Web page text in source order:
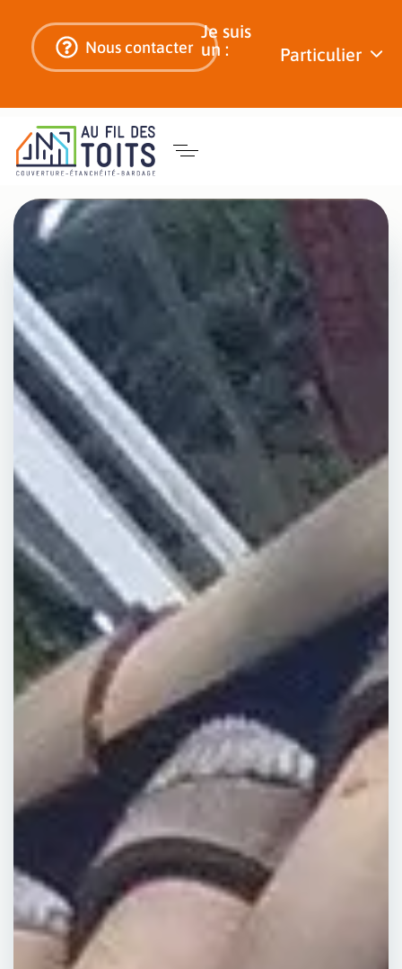
Nous contacter
Je suis
un :
Particulier